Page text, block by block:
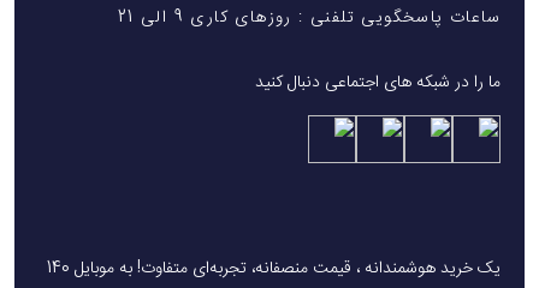
ساعات پاسخگویی تلفنی : روزهای کاری 9 الی 21
ما را در شبکه های اجتماعی دنبال کنید
یک خرید هوشمندانه ، قیمت منصفانه، تجربه‌ای متفاوت! به موبایل 140